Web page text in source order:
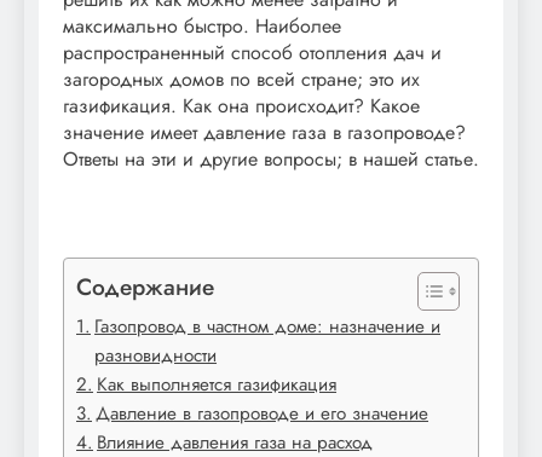
максимально быстро. Наиболее
распространенный способ отопления дач и
загородных домов по всей стране; это их
газификация. Как она происходит? Какое
значение имеет давление газа в газопроводе?
Ответы на эти и другие вопросы; в нашей статье.
Содержание
Газопровод в частном доме: назначение и
разновидности
Как выполняется газификация
Давление в газопроводе и его значение
Влияние давления газа на расход